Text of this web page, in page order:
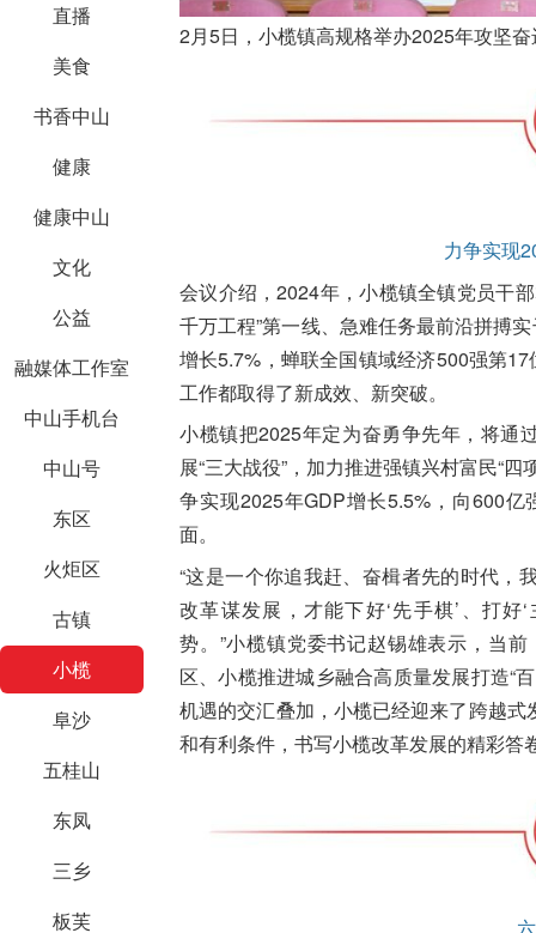
直播
美食
书香中山
健康
健康中山
文化
公益
融媒体工作室
中山手机台
中山号
东区
火炬区
古镇
小榄
阜沙
五桂山
东凤
三乡
板芙
2月5日，小榄镇高规格举办2025年攻坚
力争实现
会议介绍，2024年，小榄镇全镇党员干
千万工程”第一线、急难任务最前沿拼搏
增长5.7%，蝉联全国镇域经济500强第
工作都取得了新成效、新突破。
小榄镇把2025年定为奋勇争先年，将通
展“三大战役”，加力推进强镇兴村富民“
争实现2025年GDP增长5.5%，向600亿
面。
“这是一个你追我赶、奋楫者先的时代，
改革谋发展，才能下好‘先手棋’、打
势。”小榄镇党委书记赵锡雄表示，当
区、小榄推进城乡融合高质量发展打造“
机遇的交汇叠加，小榄已经迎来了跨越
和有利条件，书写小榄改革发展的精彩答